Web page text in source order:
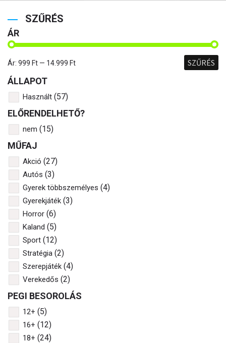
SZŰRÉS
ÁR
SZŰRÉS
Ár: 999 Ft — 14.999 Ft
ÁLLAPOT
Használt (57)
ELŐRENDELHETŐ?
nem (15)
MŰFAJ
Akció (27)
Autós (3)
Gyerek többszemélyes (4)
Gyerekjáték (3)
Horror (6)
Kaland (5)
Sport (12)
Stratégia (2)
Szerepjáték (4)
Verekedős (2)
PEGI BESOROLÁS
12+ (5)
16+ (12)
18+ (24)